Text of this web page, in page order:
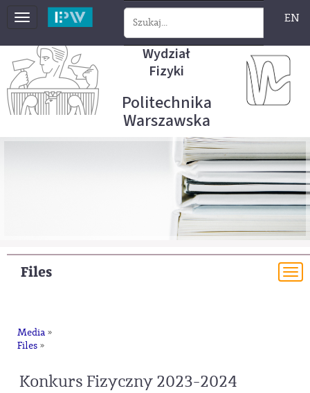
Toggle
EN
Wydział
Fizyki
Politechnika
Warszawska
Files
Media »
Files »
Konkurs Fizyczny 2023-2024